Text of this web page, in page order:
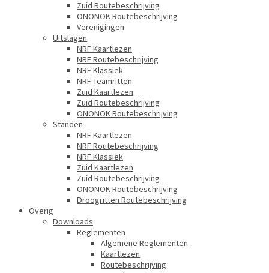
Zuid Routebeschrijving
ONONOK Routebeschrijving
Verenigingen
Uitslagen
NRF Kaartlezen
NRF Routebeschrijving
NRF Klassiek
NRF Teamritten
Zuid Kaartlezen
Zuid Routebeschrijving
ONONOK Routebeschrijving
Standen
NRF Kaartlezen
NRF Routebeschrijving
NRF Klassiek
Zuid Kaartlezen
Zuid Routebeschrijving
ONONOK Routebeschrijving
Droogritten Routebeschrijving
Overig
Downloads
Reglementen
Algemene Reglementen
Kaartlezen
Routebeschrijving